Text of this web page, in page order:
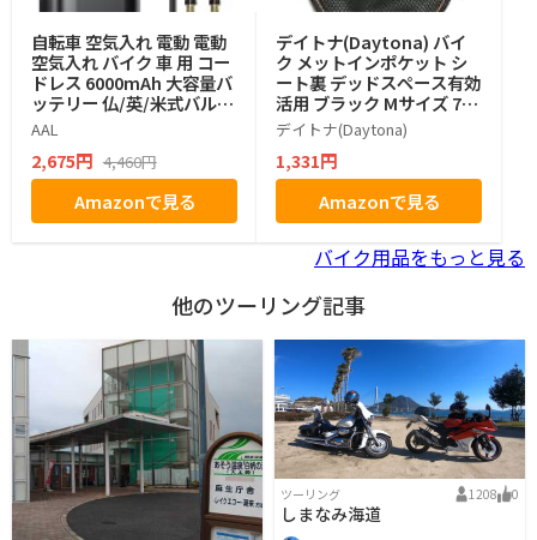
自転車 空気入れ 電動 電動
空気入れ バイク 車 用 コー
ドレス 6000mAh 大容量バ
ッテリー 仏/英/米式バルブ
対応 自動停止 低騒音 エア
ポンプ
AAL
2,675円 4,460円
Amazonで見る
デイトナ(Daytona) バイ
ク メットインポケット シ
ート裏 デッドスペース有効
活用 ブラック Mサイズ 770
08
デイトナ(Daytona)
1,331円
Amazonで見る
バイク用品をもっと見る
他のツーリング記事
ツーリング 1208 0
しまなみ海道